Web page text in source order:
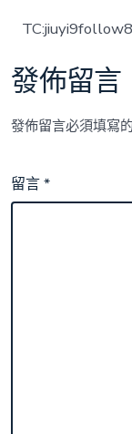
發佈留言
發佈留言必須填寫
留言*